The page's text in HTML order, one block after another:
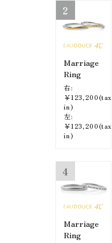
2
Marriage
Ring
右:
￥123,200(tax
in)
左:
￥123,200(tax
in)
4
Marriage
Ring